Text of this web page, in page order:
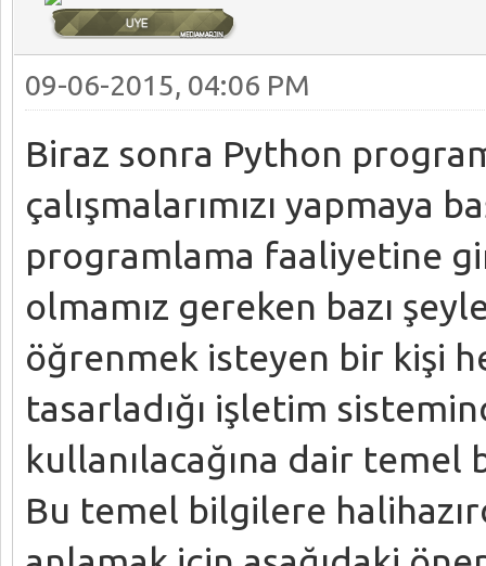
09-06-2015, 04:06 PM
Biraz sonra Python
çalışmalarımızı yapmaya
programlama faaliyetine
olmamız gereken bazı
öğrenmek isteyen bir kişi
tasarladığı işletim
kullanılacağına dair temel
Bu temel bilgilere